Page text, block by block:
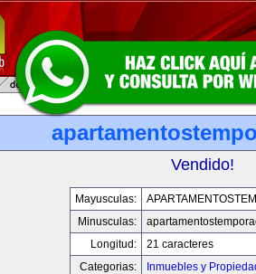
Vendido!
Mayusculas:
Minusculas:
Longitud:
21 caracteres
Categorias:
Inmuebles y